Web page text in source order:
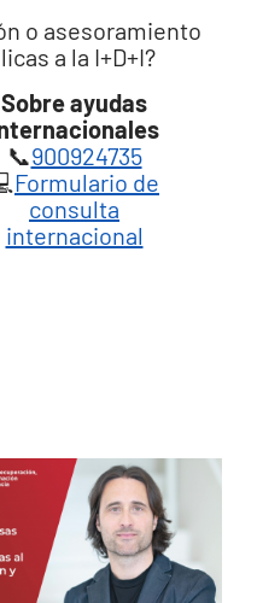
o asesoramiento
a la I+D+I?
Sobre ayudas
📞900924735
Formulario de
consulta
internacional